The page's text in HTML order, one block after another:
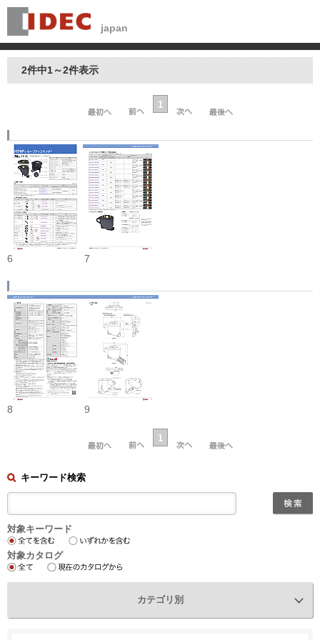
2件中1～2件表示
1
6 7
8 9
1
キーワード検索
対象キーワード
対象カタログ
カテゴリ別